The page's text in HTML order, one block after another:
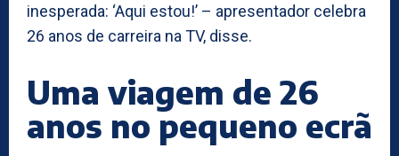
inesperada: ‘Aqui estou!’ – apresentador celebra
26 anos de carreira na TV, disse.
Uma viagem de 26
anos no pequeno ecrã